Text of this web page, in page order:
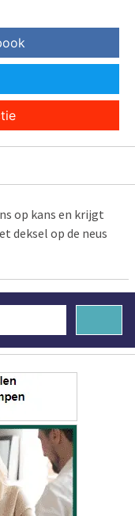
op kans en krijgt
deksel op de neus